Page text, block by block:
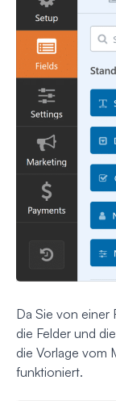
Da Sie von einer
die Felder und
die Vorlage vom
funktioniert.